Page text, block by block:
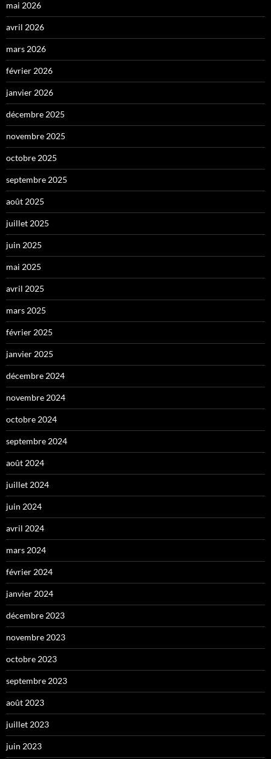
mai 2026
avril 2026
mars 2026
février 2026
janvier 2026
décembre 2025
novembre 2025
octobre 2025
septembre 2025
août 2025
juillet 2025
juin 2025
mai 2025
avril 2025
mars 2025
février 2025
janvier 2025
décembre 2024
novembre 2024
octobre 2024
septembre 2024
août 2024
juillet 2024
juin 2024
avril 2024
mars 2024
février 2024
janvier 2024
décembre 2023
novembre 2023
octobre 2023
septembre 2023
août 2023
juillet 2023
juin 2023